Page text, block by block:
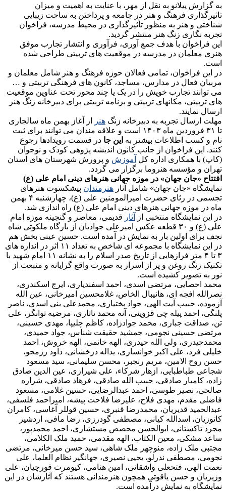
به گزارش پیلانو به نقل از مهر، با عنایت به اهمیت و میزان
تاثیرگذاری فرهنگ و هنر در جامعه و پرداختن به ساحت زیبایی
شناختی و هنر به منظور تأثیرگذاری در محیط مدرسه، فراخوان
تجربه نگاری زنگ هنر منتشر گردید.
این فراخوان با هدف جمع آوری، فرآوری و انتشار تجارب موفق
هنری معلمان در مدرسه در موقعیت های تربیتی طراحی شده
است.
در این فراخوان، تمامی فعالان حوزه فرهنگ و هنر شامل معلمان و
مربیان فعال در مدارس، مساجد، کانون های فرهنگی تربیتی و …
می توانند تجارب خویش را در یک یا چند محور تحت عناوین موقعیت
های تربیتی، مکانهای تربیتی و برنامه تربیتی برای دبیرخانه زنگ هنر
ارسال نمایند.
مهلت ارسال تجربه به دبیرخانه زنگ هنر
از آغاز بهمن ماه سالجاری
تا ۳۱ فروردین ماه ۱۴۰۳ است و علاقه مندان می توانند برای ثبت
نام و کسب اطلاعات بیشتر به این جا در قسمت رویدادها رجوع
کنند. این فراخوان از جانب کانون اندیشه پژوهی کودک و نوجوان
(کاپ) با همکاری اداره کل آموزش و پرورش شهرستان های استان
تهران و مؤسسه هنروما برگزار می گردد.
افتتاح «جان جهان» در موزه جهانی هنرهای دینی امام علی (ع)
نمایشگاه «جان جهان» شامل آثار هنرمندان پیشکسوت هنرهای
تجسمی در رثای حضرت امیرالمومنین علی (ع)، چهارشنبه ۴ بهمن
ماه در موزه جهانی هنرهای دینی امام علی (ع) راه اندازی شد.
در این نمایشگاه منتخبی از
آثار قدیمی، معاصر و گنجینه موزه امام
علی (ع) و ۳۰ قطعه عکس امیرعلی جوادیان از بارگاه ملکوتی شاه
نجف برای اولین بار به نمایش در آمده است. حسین عینی بخش هم
در این نمایشگاه با مجموعه ای شاخص به تعداد ۱۱ اثر در اندازه های
۳ تا ۴ متر فرازهایی از تاریخ صدر اسلام را به نشانه ۱۱ امام شهید با
تکنیک رنگ روغن و پر از اسرار به صورت واقع گرایانه و منبعث از
نور به تصویر کشیده است.
محمد احصایی، مرتضی اسدی، احمد اسفندیاری، ایرج اسکندری،
نصرالله افجه ای، هانیبال الخاص، غلامحسین امیرخانی، عین الله
آزموده، حبیب آیت الهی، جواد بختیاری، محمدعلی بنی اسدی، ناصر
پلنگی، احمد پیله چی قزوینی، آنه محمد تاتاری، مرضیه توانگر، علی
تن، صداقت جباری، محمد جوادزاده، کاظم چلیپا، مهدی حسینی،
مرتضی حسینی نجومی، جمشید حقیقت شناس، جواد حمیدی،
محمدحیدری، ولی الله حیدری، الهه خاتمی، الهه خروش، احمد
خلیلی فرد، علی اکبر خوانساری، یداله درخشانی، داود رزمجو،
حسن روح الامین، مریم رنجبر، محسن سلیمانی، سید مسعود
شجاعی طباطبایی، ازهار شرکاء، علی شیرازی، عین الدین صادق
زاده، کامیار صادقی، حبیب الله صادقی، فرهاد صادقی، شراره
صالحی، نصیر طوسی، احمد عبدالرضایی، حسین غلامی، مسعود
فاضلی مقدم، مهدی فلاح، علیرضا فلاحت پیشه، امیراحمد فلسفی،
عبدالحمید قدیریان، محمدرضا قنبری، حسین قوللر آغاسی، کامران
کاتوزیان، اسدالله کیانی، مصطفی گودرزی، رضا مافی، اردشیر
مجرد تاکستانی، ابوالحسن محصص مستشاری، احمد محمدپور،
ساعد مشکی، معین الکتاب، الهه مقدمی، حمید ملک الکلامی،
مجتبی ملک زاده، منوچهر ملک شاهی، سید حسن میرخانی، مرتضی
نجومی، مصطفی ندرلو، یحیی نصیری، جهانگیر نظام العلما، علی
نعمت الهی، فتحعلی واشقانی، امین هنامی، کیومرث قورچیان، علی
وزیریان و حسن یاقوتی همچون هنرمندانی هستند که آثارشان در این
نمایشگاه به نمایش درآمده است.